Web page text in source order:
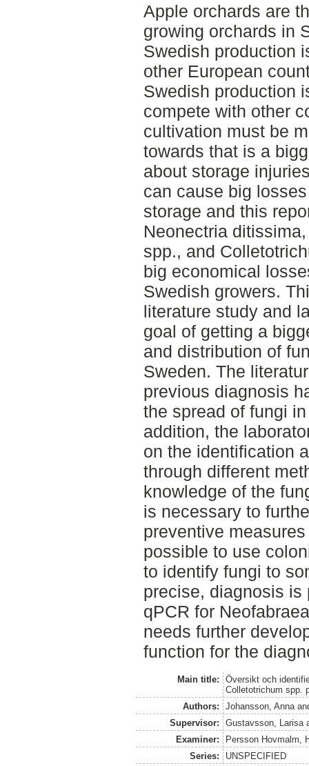
Apple orchards are
growing orchards in
Swedish production
other European
Swedish production
compete with other
cultivation must be
towards that is a
about storage
can cause big
storage and this
Neonectria
spp., and
big economical
Swedish growers.
literature study and
goal of getting a
and distribution of
Sweden. The
previous diagnosis
the spread of fungi
addition, the
on the identification
through different
knowledge of the
is necessary to
preventive
possible to use
to identify fungi to
precise, diagnosis is
qPCR for
needs further
function for the
Main title:
Översikt och
Colletotrichum spp.
Authors:
Johansson, Anna
Supervisor:
Gustavsson, Larisa
Examiner:
Persson Hovmalm,
Series:
UNSPECIFIED